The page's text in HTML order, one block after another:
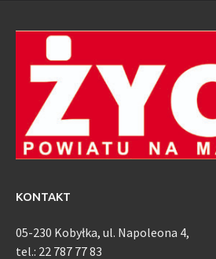
KONTAKT
05-230 Kobyłka, ul. Napoleona 4,
tel.: 22 787 77 83